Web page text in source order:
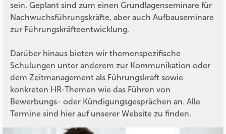
sein. Geplant sind zum einen Grundlagenseminare für
Nachwuchsführungskräfte, aber auch Aufbauseminare
zur Führungskräfteentwicklung.
Darüber hinaus bieten wir themenspezifische
Schulungen unter anderem zur Kommunikation oder
dem Zeitmanagement als Führungskraft sowie
konkreten HR-Themen wie das Führen von
Bewerbungs- oder Kündigungsgesprächen an. Alle
Termine sind hier auf unserer Website zu finden.